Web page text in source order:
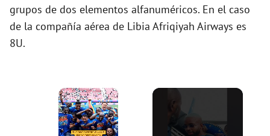
grupos de dos elementos alfanuméricos. En el caso
de la compañía aérea de Libia Afriqiyah Airways es
8U.
×